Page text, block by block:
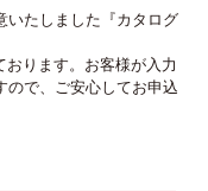
いたしました『カタログ
ります。お客様が入力
ので、ご安心してお申込